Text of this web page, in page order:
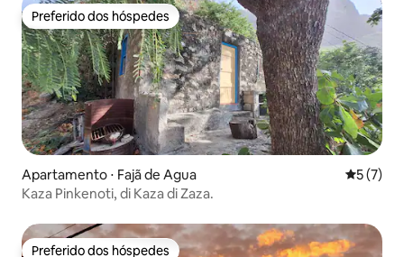
Preferido dos hóspedes
Preferido dos hóspedes
Apartamento ⋅ Fajã de Agua 5 de
5 (7)
Kaza Pinkenoti, di Kaza di Zaza.
Preferido dos hóspedes